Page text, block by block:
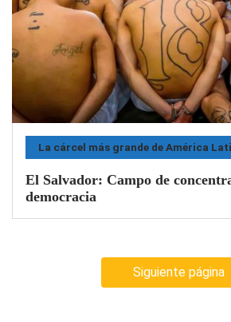
La cárcel más grande de América
El Salvador: Campo de
democracia
Siguiente página